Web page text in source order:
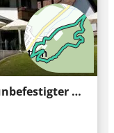
Genießen entlang zahlreicher unbefestigter Wege